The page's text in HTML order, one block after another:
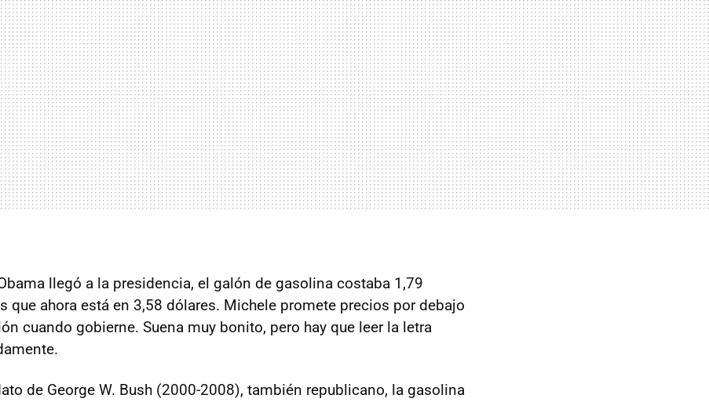
llegó a la presidencia, el galón de gasolina costaba 1,79
que ahora está en 3,58 dólares. Michele promete precios por debajo
cuando gobierne. Suena muy bonito, pero hay que leer la letra
de George W. Bush (2000-2008), también republicano, la gasolina